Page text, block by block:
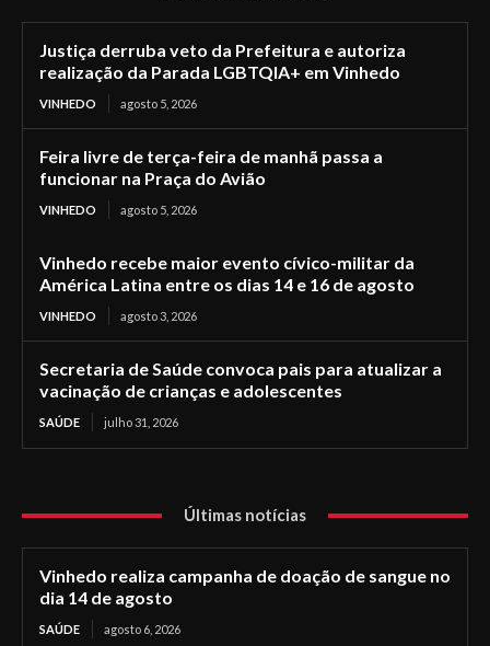
Justiça derruba veto da Prefeitura e autoriza
realização da Parada LGBTQIA+ em Vinhedo
VINHEDO agosto 5, 2026
Feira livre de terça-feira de manhã passa a
funcionar na Praça do Avião
VINHEDO agosto 5, 2026
Vinhedo recebe maior evento cívico-militar da
América Latina entre os dias 14 e 16 de agosto
VINHEDO agosto 3, 2026
Secretaria de Saúde convoca pais para atualizar a
vacinação de crianças e adolescentes
SAÚDE julho 31, 2026
Últimas notícias
Vinhedo realiza campanha de doação de sangue no
dia 14 de agosto
SAÚDE agosto 6, 2026